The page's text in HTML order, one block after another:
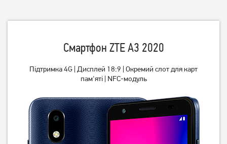
Смартфон Xiaomi Redmi
Black
9 499грн
Смартфон Samsung Galaxy
A165FZAB)
7 199грн
Смартфон ZTE A3 2020
Підтримка 4G | Дисплей 18:9 | Окремий слот для карт
пам'яті | NFC-модуль